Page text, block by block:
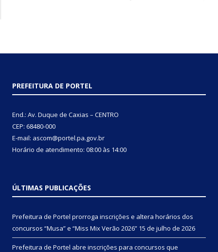
PREFEITURA DE PORTEL
End.: Av. Duque de Caxias – CENTRO
CEP: 68480-000
E-mail: ascom@portel.pa.gov.br
Horário de atendimento: 08:00 às 14:00
ÚLTIMAS PUBLICAÇÕES
Prefeitura de Portel prorroga inscrições e altera horários dos
concursos “Musa” e “Miss Mix Verão 2026” 15 de julho de 2026
Prefeitura de Portel abre inscrições para concursos que